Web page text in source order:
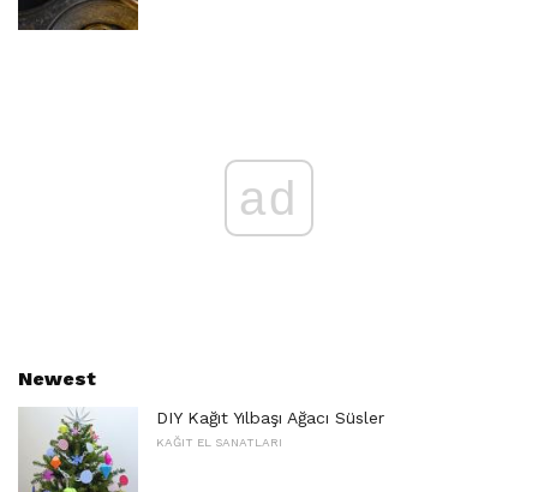
ad
Newest
DIY Kağıt Yılbaşı Ağacı Süsler
KAĞIT EL SANATLARI